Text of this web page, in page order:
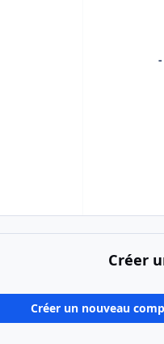
Créer
Créer un nouveau